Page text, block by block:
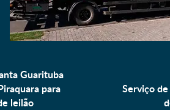
Guarituba
para
leilão
Serviço